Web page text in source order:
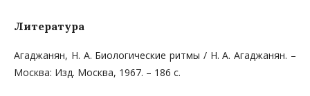
Литература
Агаджанян, Н. А. Биологические ритмы / Н. А. Агаджанян. –
Москва: Изд. Москва, 1967. – 186 с.